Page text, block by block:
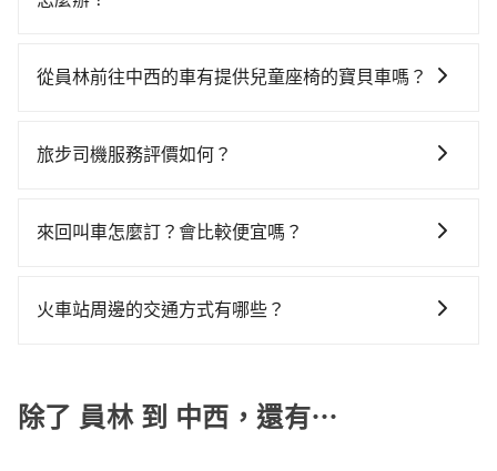
假設5位同行，高鐵加轉乘之平均每人花費為810元。不
是雙北大城市的30倍。縱使幸運攔到一輛小黃了，彰化
送，則每人平均花費約650元，費時1小時42分鐘。選擇
不馬上來預約tripool！如果你是三人以下要乘車，也可
額外的汽車保險與可能的罰單都需自付。再者，和運的
是沒有較大的七人座或九人座可供選擇，而且無人租車
都好像在開樂透一樣。另外，偶爾也會遇到明明已經預
客的人來說就有不小的風險。最後，雖然路邊隨租隨還
的專車服務可再更便宜。但如果你無法提前預約，或偏
黃的難度是台北或新北的30倍之多。如果當天或隔天也
錶計費，約有25%會採現場議價，建議最好先上網預
的費用就貴了，改預約一輛tripool的九人座廂型車最高
派車。在出發前一天晚上八點時，會透過電子郵件與簡
繫，可能原本約定的地點不適合暫停而改停靠在附近的
從員林前往中西的車有提供兒童座椅的寶貝車嗎？
繫好安全帶，如四歲以下或身高不足的幼童無法正常綁
選租用適合1~4歲的兒童汽車座椅或4歲以上的增高墊，
攜帶汽車座椅，不僅家中小寶貝坐的舒適習慣。
旅步司機服務評價如何？
機非常高的評價，認為他們非常專業且親切！讓他們的
來回叫車怎麼訂？會比較便宜嗎？
趟車的資訊，所以如果需要來回叫車，請分兩筆訂單預
火車站周邊的交通方式有哪些？
站，相對便宜經濟。 計程車：乘坐計程車到達或離開火
車站，方便快捷但昂貴。 捷運/輕軌：通過捷運或輕軌到
除了 員林 到 中西，還有⋯